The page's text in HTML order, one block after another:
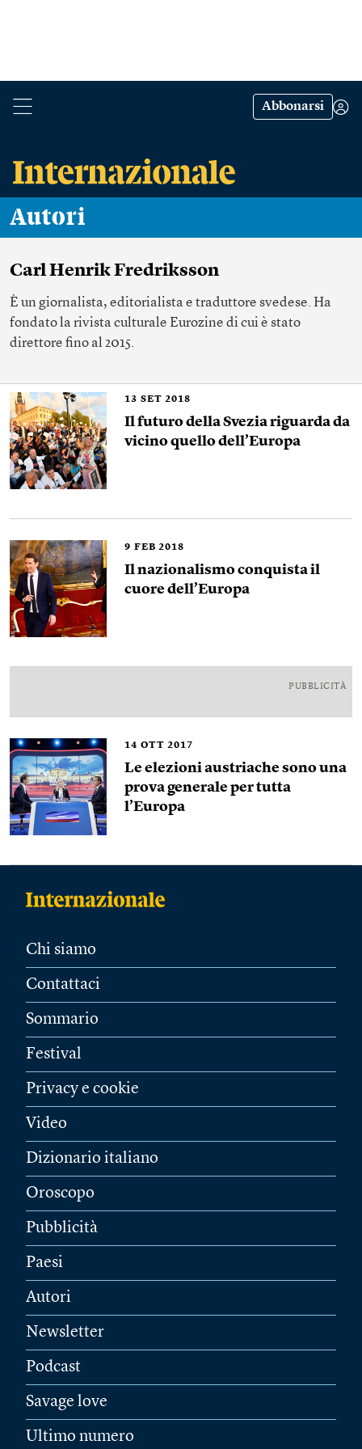
Abbonarsi
Autori
Carl Henrik Fredriksson
È un giornalista, editorialista e traduttore svedese. Ha
fondato la rivista culturale Eurozine di cui è stato
direttore fino al 2015.
13 SET 2018
Il futuro della Svezia riguarda da
vicino quello dell’Europa
9 FEB 2018
Il nazionalismo conquista il
cuore dell’Europa
PUBBLICITÀ
14 OTT 2017
Le elezioni austriache sono una
prova generale per tutta
l’Europa
Chi siamo
Contattaci
Sommario
Festival
Privacy e cookie
Video
Dizionario italiano
Oroscopo
Pubblicità
Paesi
Autori
Newsletter
Podcast
Savage love
Ultimo numero